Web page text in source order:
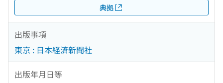
典拠
出版事項
東京 : 日本経済新聞社
出版年月日等